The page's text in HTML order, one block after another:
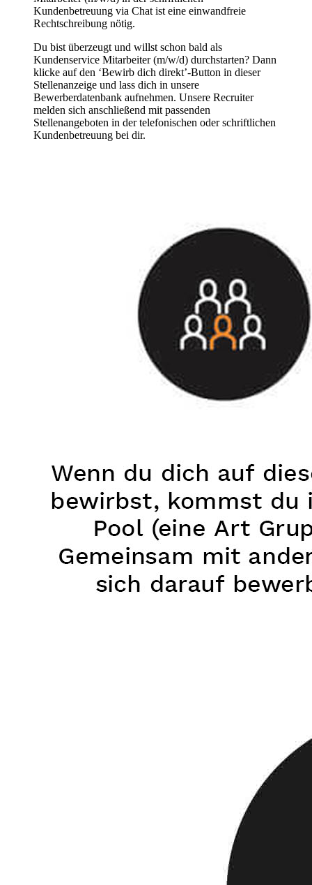
Kundenbetreuung via Chat ist eine einwandfreie
Rechtschreibung nötig.
Du bist überzeugt und willst schon bald als
Kundenservice Mitarbeiter(m/w/d) durchstarten? Dann
klicke auf den ‘Bewirb dich direkt’-Button in dieser
Stellenanzeige und lass dich in unsere
Bewerberdatenbank aufnehmen. Unsere Recruiter
melden sich anschließend mit passenden
Stellenangeboten in dertelefonischen oder schriftlichen
Kundenbetreuung bei dir.